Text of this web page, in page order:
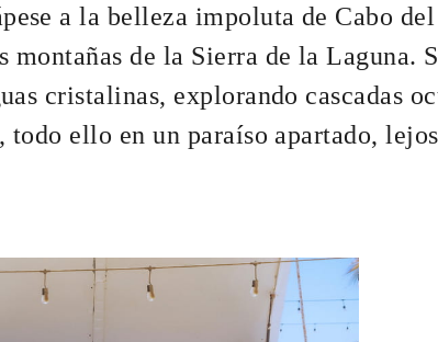
MÍNIMA: 3 NOCHES ESTADÍA MÁXIMA:
de un asistente personal
a la belleza impoluta de Cabo
montañas de la Sierra de la Laguna.
cristalinas, explorando cascadas
ello en un paraíso apartado,